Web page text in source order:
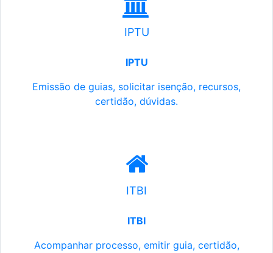
IPTU
IPTU
Emissão de guias, solicitar isenção, recursos,
certidão, dúvidas.
ITBI
ITBI
Acompanhar processo, emitir guia, certidão,